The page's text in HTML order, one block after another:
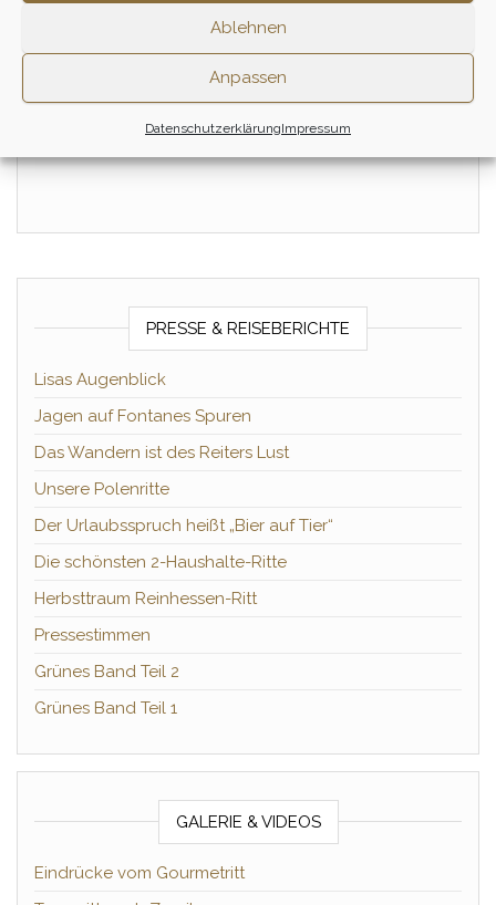
Ablehnen
Anpassen
DatenschutzerklärungImpressum
Wiedereinsteiger Tagesritt
PRESSE & REISEBERICHTE
Lisas Augenblick
Jagen auf Fontanes Spuren
Das Wandern ist des Reiters Lust
Unsere Polenritte
Der Urlaubsspruch heißt „Bier auf Tier“
Die schönsten 2-Haushalte-Ritte
Herbsttraum Reinhessen-Ritt
Pressestimmen
Grünes Band Teil 2
Grünes Band Teil 1
GALERIE & VIDEOS
Eindrücke vom Gourmetritt